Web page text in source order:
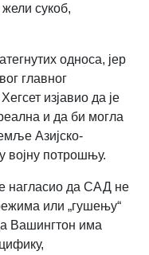
сукоб,
односа, јер
главног
изјавио да је
и да би могла
Азијско-
војну потрошњу.
нагласио да САД не
или „гушењу“
Вашингтон има